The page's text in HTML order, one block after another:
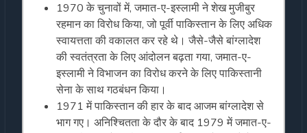
1970 के चुनावों में, जमात-ए-इस्लामी ने शेख मुजीबुर
रहमान का विरोध किया, जो पूर्वी पाकिस्तान के लिए अधिक
स्वायत्तता की वकालत कर रहे थे। जैसे-जैसे बांग्लादेश
की स्वतंत्रता के लिए आंदोलन बढ़ता गया, जमात-ए-
इस्लामी ने विभाजन का विरोध करने के लिए पाकिस्तानी
सेना के साथ गठबंधन किया।
1971 में पाकिस्तान की हार के बाद आजम बांग्लादेश से
भाग गए। अनिश्चितता के दौर के बाद 1979 में जमात-ए-